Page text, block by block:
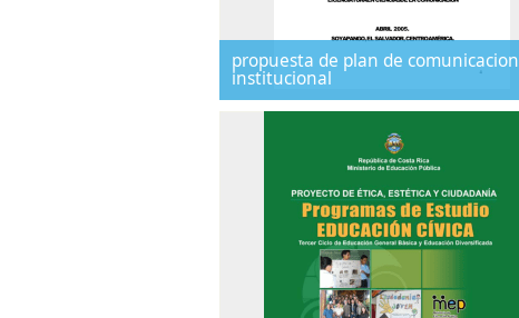
propuesta de plan de comunicacion
institucional